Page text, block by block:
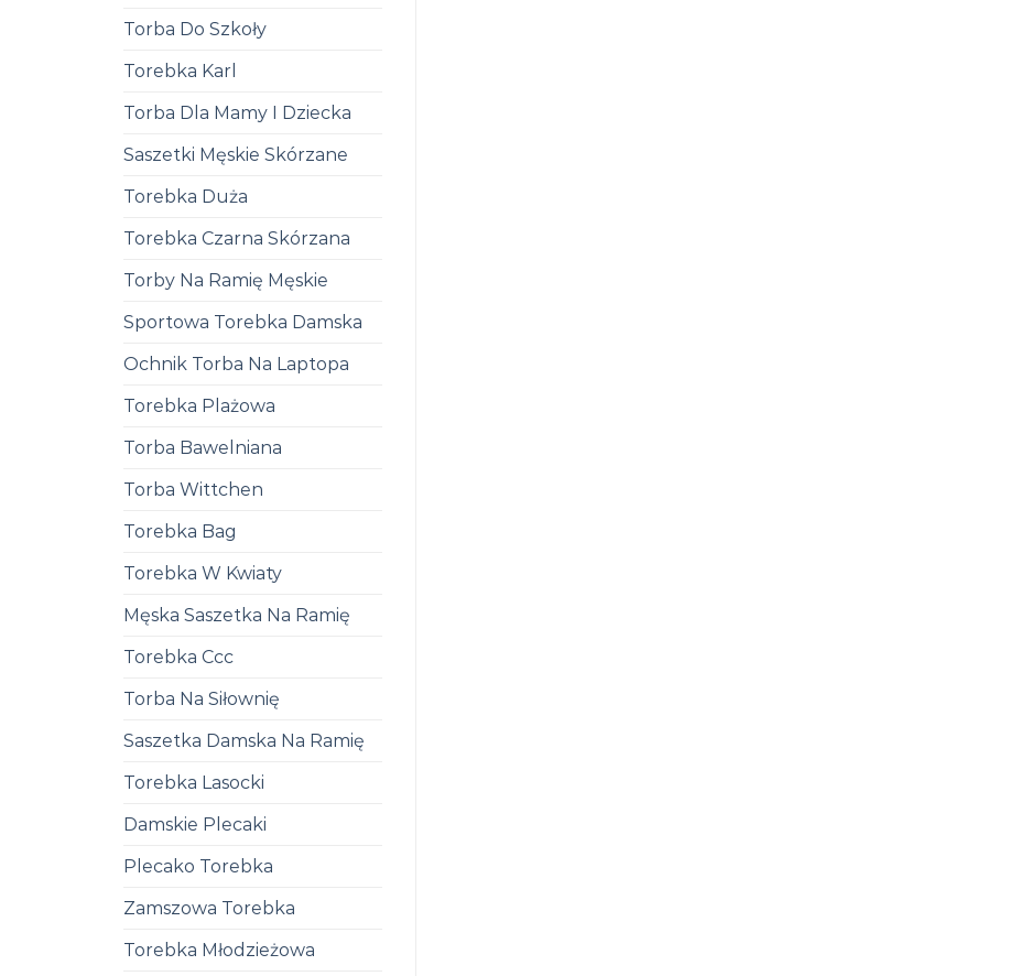
Torba Do Szkoły
Torebka Karl
Torba Dla Mamy I Dziecka
Saszetki Męskie Skórzane
Torebka Duża
Torebka Czarna Skórzana
Torby Na Ramię Męskie
Sportowa Torebka Damska
Ochnik Torba Na Laptopa
Torebka Plażowa
Torba Bawelniana
Torba Wittchen
Torebka Bag
Torebka W Kwiaty
Męska Saszetka Na Ramię
Torebka Ccc
Torba Na Siłownię
Saszetka Damska Na Ramię
Torebka Lasocki
Damskie Plecaki
Plecako Torebka
Zamszowa Torebka
Torebka Młodzieżowa